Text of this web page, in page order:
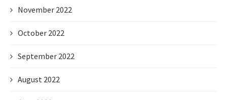
November 2022
October 2022
September 2022
August 2022